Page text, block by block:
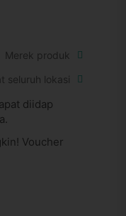
Merek produk
seluruh lokasi
diidap
Voucher